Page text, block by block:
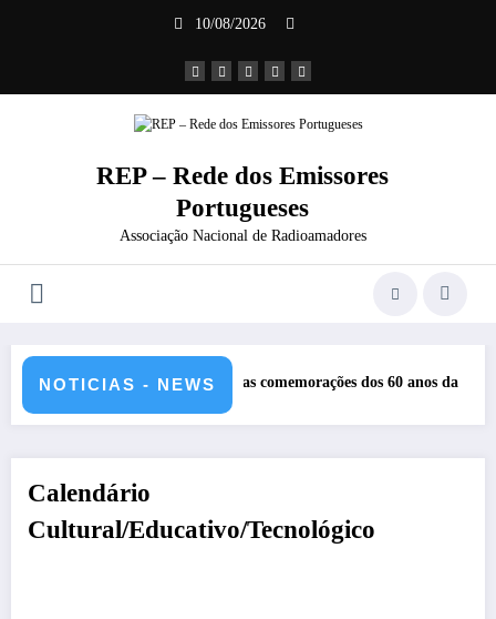
10/08/2026
REP – Rede dos Emissores
Portugueses
Associação Nacional de Radioamadores
NOTICIAS - NEWS
REP nas comemorações dos 60 anos da Ponte 25 abril – CR60A
Calendário
Cultural/Educativo/Tecnológico